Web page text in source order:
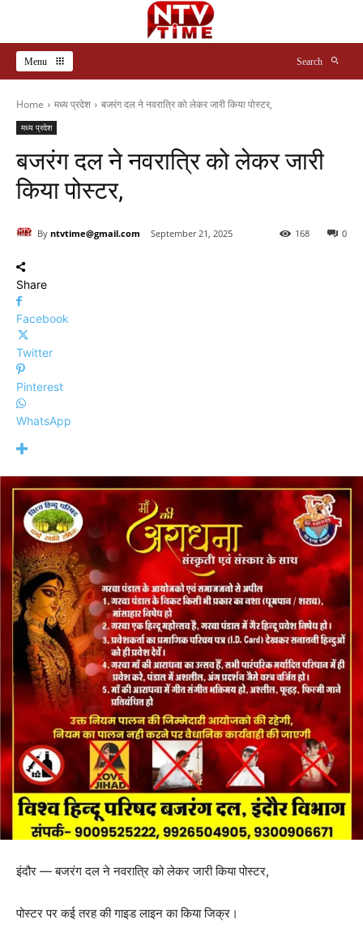
Menu Search
Home मध्य प्रदेश बजरंग दल ने नवरात्रि को लेकर जारी किया पोस्टर,
मध्य प्रदेश
बजरंग दल ने नवरात्रि को लेकर जारी
किया पोस्टर,
By ntvtime@gmail.com September 21, 2025 0
168
Share
Facebook
Twitter
Pinterest
WhatsApp
इंदौर — बजरंग दल ने नवरात्रि को लेकर जारी किया पोस्टर,
पोस्टर पर कई तरह की गाइड लाइन का किया जिक्र।